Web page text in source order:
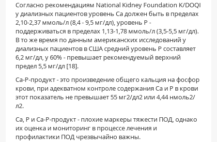
Согласно рекомендациям National Kidney Foundation K/DOQI
у диализных пациентов уровень Са должен быть в пределах
2,10-2,37 ммоль/л (8,4 - 9,5 мг/дл), уровень Р -
поддерживаться в пределах 1,13-1,78 ммоль/л (3,5-5,5 мг/дл).
В то же время по данным американских исследований у
диализных пациентов в США средний уровень Р составляет
6,2 мг/дл, у 60% - превышает рекомендуемый верхний
предел 5,5 мг/дл [18].
Са-Р-продукт - это произведение общего кальция на фосфор
крови, при адекватном контроле содержания Са и Р в крови
этот показатель не превышает 55 мг2/дл2 или 4,44 нмоль2/
л2.
Са, Р и Са-Р-продукт - плохие маркеры тяжести ПОД, однако
их оценка и мониторинг в процессе лечения и
профилактики ПОД чрезвычайно важны.